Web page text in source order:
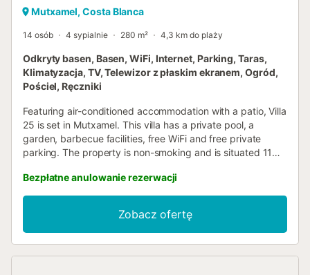
Mutxamel, Costa Blanca
14 osób 4 sypialnie 280 m² 4,3 km do plaży
Odkryty basen, Basen, WiFi, Internet, Parking, Taras,
Klimatyzacja, TV, Telewizor z płaskim ekranem, Ogród,
Pościel, Ręczniki
Featuring air-conditioned accommodation with a patio, Villa
25 is set in Mutxamel. This villa has a private pool, a
garden, barbecue facilities, free WiFi and free private
parking. The property is non-smoking and is situated 11
Bezpłatne anulowanie rezerwacji
Zobacz ofertę